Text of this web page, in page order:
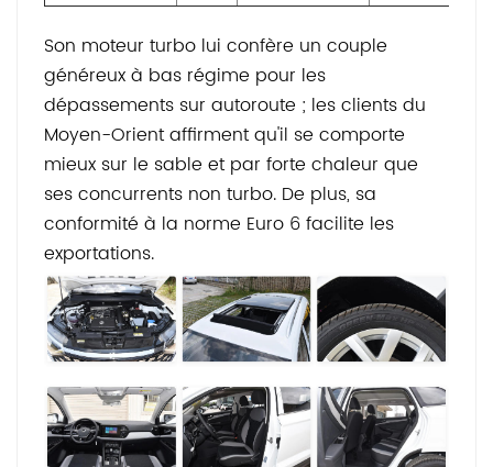
Son moteur turbo lui confère un couple
généreux à bas régime pour les
dépassements sur autoroute ; les clients du
Moyen-Orient affirment qu'il se comporte
mieux sur le sable et par forte chaleur que
ses concurrents non turbo. De plus, sa
conformité à la norme Euro 6 facilite les
exportations.